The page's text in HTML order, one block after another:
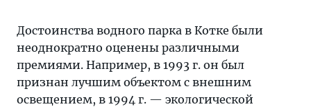
Достоинства водного парка в Котке были
неоднократно оценены различными
премиями. Например, в 1993 г. он был
признан лучшим объектом с внешним
освещением, в 1994 г. — экологической